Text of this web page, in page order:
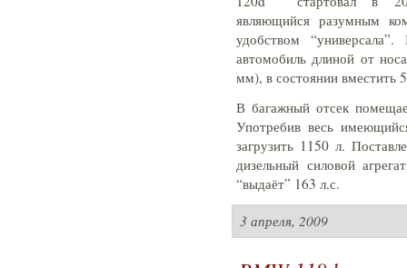
являющийся разумным
удобством
автомобиль длиной от
мм), в состоянии вместить
В багажный отсек
Употребив весь
загрузить 1150 л.
дизельный силовой
“выдаёт” 163 л.с.
3 апреля, 2009